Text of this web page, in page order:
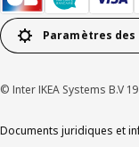
Paramètres des
© Inter IKEA Systems B.V
Documents juridiques et